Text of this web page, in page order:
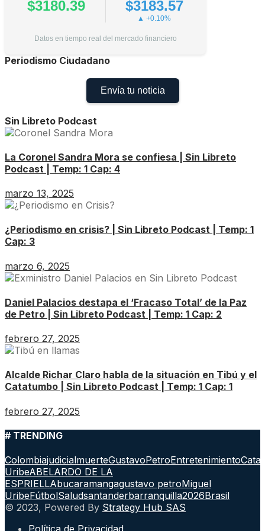
$3180.39 $3183.57
▲ +0.10%
Datos en tiempo real del mercado financiero
Periodismo Ciudadano
Envía tu noticia
Sin Libreto Podcast
La Coronel Sandra Mora se confiesa | Sin Libreto
Podcast | Temp: 1 Cap: 4
marzo 13, 2025
¿Periodismo en crisis? | Sin Libreto Podcast | Temp: 1
Cap: 3
marzo 6, 2025
Daniel Palacios destapa el ‘Fracaso Total’ de la Paz
de Petro | Sin Libreto Podcast | Temp: 1 Cap: 2
febrero 27, 2025
Alcalde Richar Claro habla de la situación en Tibú y el
Catatumbo | Sin Libreto Podcast | Temp: 1 Cap: 1
febrero 27, 2025
# TRENDING
ColombiajudicialmuerteGustavoPetroEntretenimiento
UribeABELARDO DE LA
ESPRIELLAbucaramangagustavo petroMiguel
UribeFútbolSaludsantanderbarranquilla2026Brasil
© 2023, Powered By Strategy Hub SAS